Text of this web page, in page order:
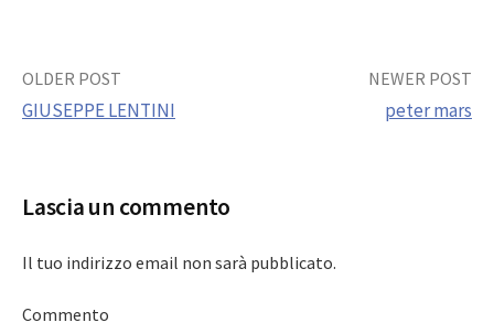
Post
OLDER POST
GIUSEPPE LENTINI
NEWER POST
peter mars
Lascia un commento
Il tuo indirizzo email non sarà pubblicato.
Commento